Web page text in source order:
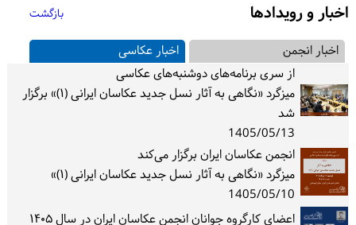
اخبار
فعالیت‌های انجمن
تماس با ما
اخبار و رویدادها بازگشت
از سری برنامه‌های دوشنبه‌های عکاسی
میزگرد «نگاهی به آثار نسل جدید عکاسان ایرانی (۱)» برگزار
شد
1405/05/13
انجمن عکاسان ایران برگزار می‌کند
میزگرد «نگاهی به آثار نسل جدید عکاسان ایرانی (۱)»
1405/05/10
اعضای کارگروه جوانان انجمن عکاسان ایران در سال ۱۴۰۵